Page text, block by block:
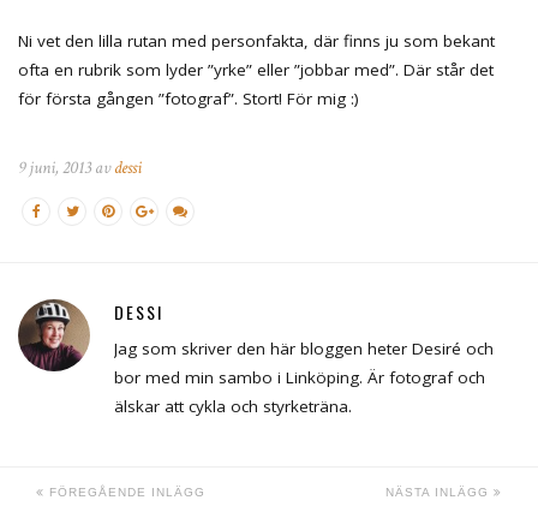
Ni vet den lilla rutan med personfakta, där finns ju som bekant
ofta en rubrik som lyder ”yrke” eller ”jobbar med”. Där står det
för första gången ”fotograf”. Stort! För mig :)
9 juni, 2013 avdessi
DESSI
Jag som skriver den här bloggen heter Desiré och
bor med min sambo i Linköping. Är fotograf och
älskar att cykla och styrketräna.
FÖREGÅENDE INLÄGG NÄSTA INLÄGG